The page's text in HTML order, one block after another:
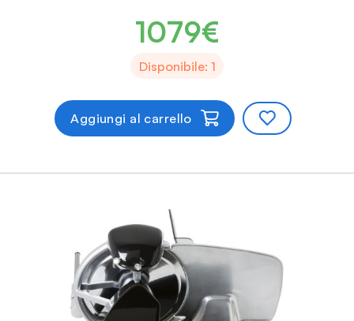
1079€
Disponibile: 1
Aggiungi al carrello